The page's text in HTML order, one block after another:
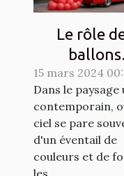
Le rôle
ballons
dans les
campagnes
15 mars 2024
Dans le paysage
contemporain,
ciel se pare
d'un éventail de
couleurs et de
les...